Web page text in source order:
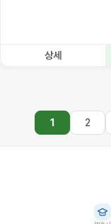
상세
1 2